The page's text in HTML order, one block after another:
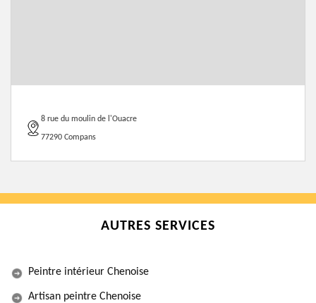
8 rue du moulin de l'Ouacre
77290 Compans
AUTRES SERVICES
Peintre intérieur Chenoise
Artisan peintre Chenoise